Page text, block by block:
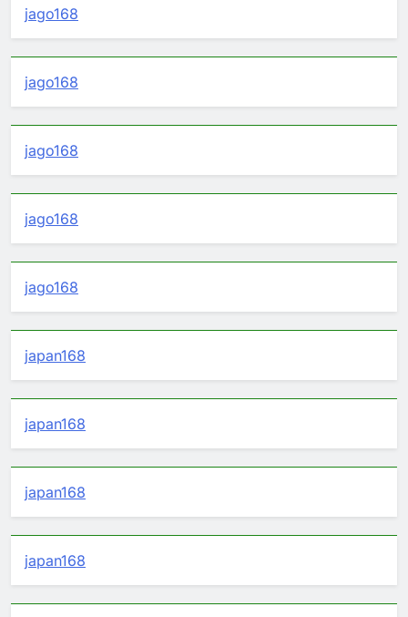
jago168
jago168
jago168
jago168
jago168
japan168
japan168
japan168
japan168